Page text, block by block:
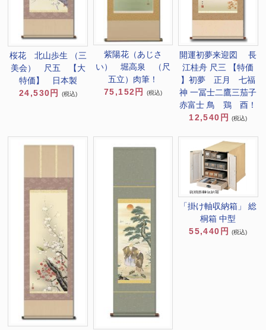
桜花 北山歩生 （三
美会） 尺五 【大
特価】 日本製
24,530円
(税込)
紫陽花（あじさ
い） 堀高泉 （尺
五立）肉筆！
75,152円
(税込)
開運初夢来迎図 長
江桂舟 尺三 【特価
】初夢 正月 七福
神 一冨士二鷹三茄子
赤富士 鳥 鶏 酉！
12,540円
(税込)
「掛け軸収納箱」 総
桐箱 中型
55,440円
(税込)